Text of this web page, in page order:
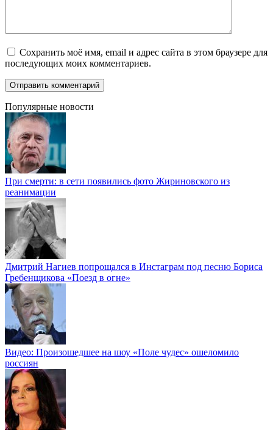
Сохранить моё имя, email и адрес сайта в этом браузере для
последующих моих комментариев.
Популярные новости
При смерти: в сети появились фото Жириновского из
реанимации
Дмитрий Нагиев попрощался в Инстаграм под песню Бориса
Гребенщикова «Поезд в огне»
Видео: Произошедшее на шоу «Поле чудес» ошеломило
россиян